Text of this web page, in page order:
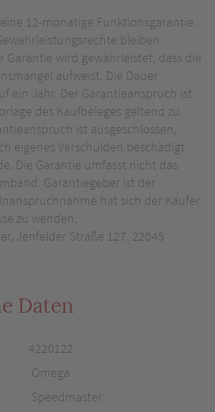
Daten
4220122
Omega
Speedmaster
12-monatige Funktionsgarantie.
bleiben
Garantie wird gewährleistet, dass die
aufweist. Die Dauer
ein Jahr. Der Garantieanspruch ist
des Kaufbeleges geltend zu
ist ausgeschlossen,
eigenes Verschulden beschädigt
Die Garantie umfasst nicht das
Garantiegeber ist der
hat sich der Käufer
zu wenden.
Jenfelder Straße 127, 22045